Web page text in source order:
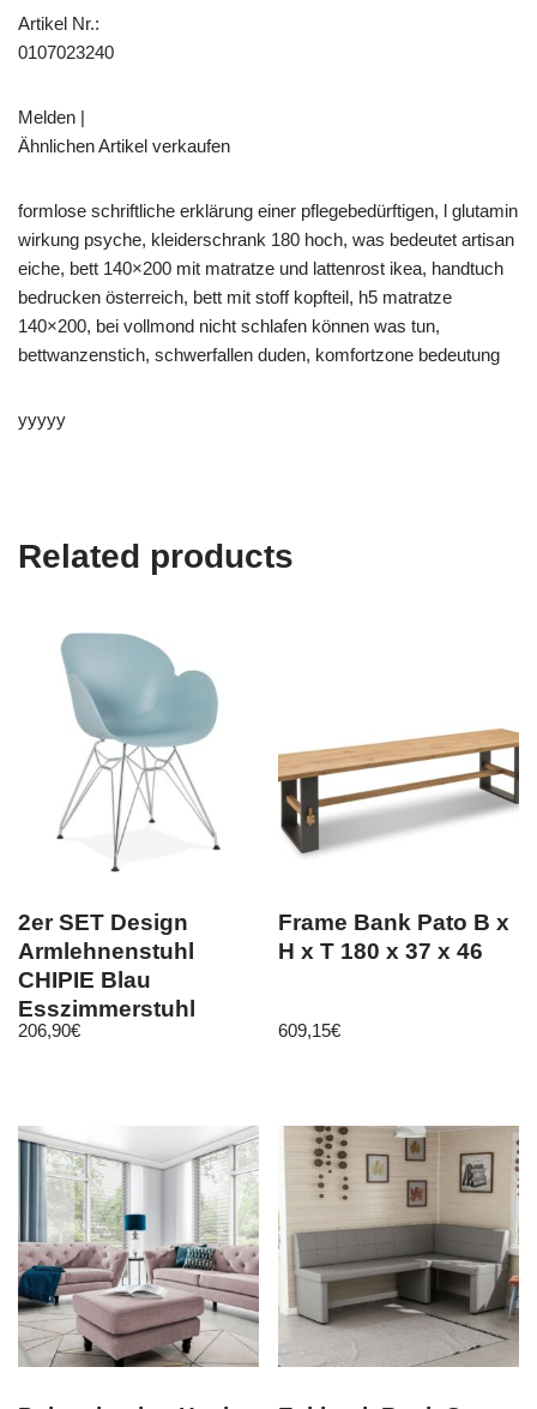
Artikel Nr.:
0107023240
Melden |
Ähnlichen Artikel verkaufen
formlose schriftliche erklärung einer pflegebedürftigen, l glutamin
wirkung psyche, kleiderschrank 180 hoch, was bedeutet artisan
eiche, bett 140×200 mit matratze und lattenrost ikea, handtuch
bedrucken österreich, bett mit stoff kopfteil, h5 matratze
140×200, bei vollmond nicht schlafen können was tun,
bettwanzenstich, schwerfallen duden, komfortzone bedeutung
yyyyy
Related products
2er SET Design
Armlehnenstuhl
CHIPIE Blau
Esszimmerstuhl
Stuhl Esszimmer
206,90€
Frame Bank Pato B x
H x T 180 x 37 x 46
609,15€